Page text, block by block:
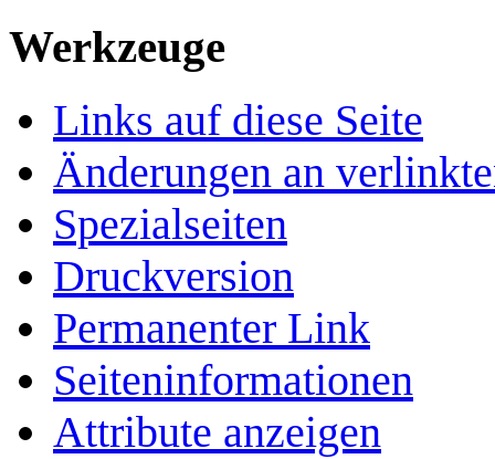
Werkzeuge
Links auf diese Seite
Änderungen an
Spezialseiten
Druckversion
Permanenter Link
Seiten­­informationen
Attribute anzeigen